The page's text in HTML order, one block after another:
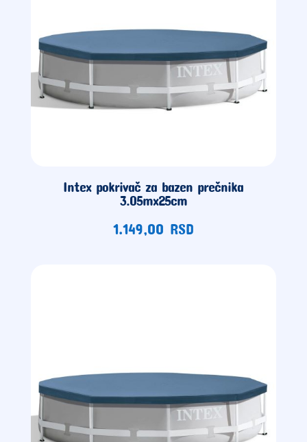
Intex pokrivač za bazen prečnika
3.05mx25cm
1.149,00 RSD